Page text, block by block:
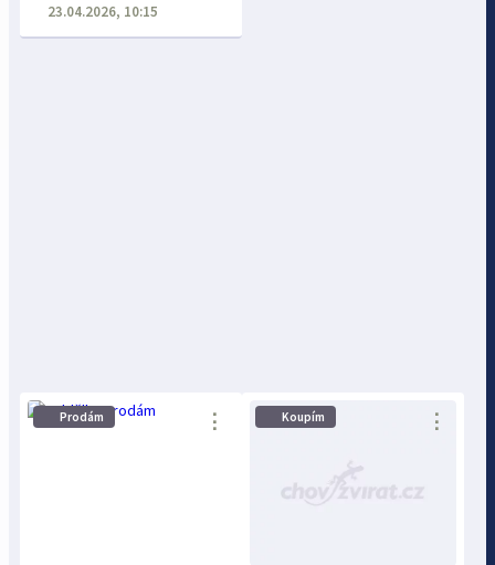
23.04.2026, 10:15
Prodám ⋮ Koupím ⋮